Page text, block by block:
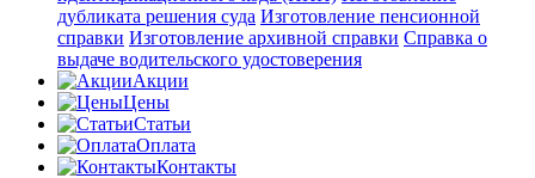
дубликата решения суда Изготовление пенсионной
справки Изготовление архивной справки Справка о
выдаче водительского удостоверения
Акции
Цены
Статьи
Оплата
Контакты